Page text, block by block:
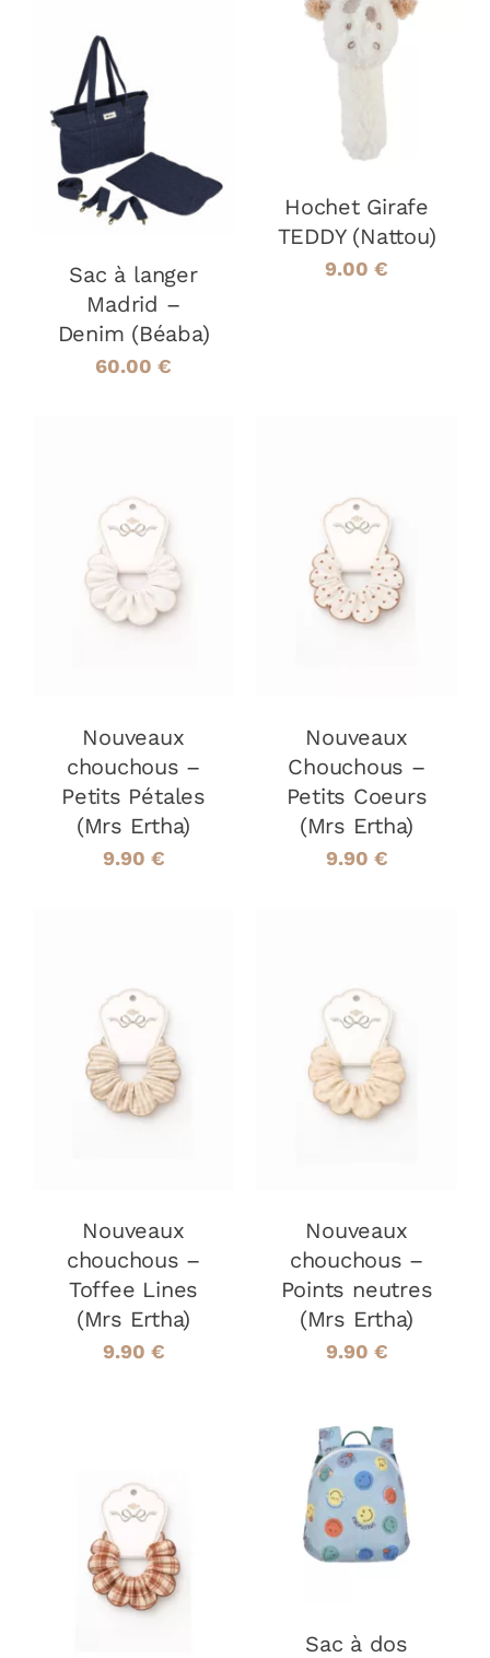
AJOUTER AU
PANIER
DÉTAILS
Sac à langer
Madrid –
Denim (Béaba)
60.00 €
AJOUTER AU
PANIER
Hochet Girafe
TEDDY (Nattou)
9.00 €
AJOUTER AU
PANIER
DÉTAILS
Nouveaux
chouchous –
Petits Pétales
(Mrs Ertha)
9.90 €
AJOUTER AU
PANIER
/
DÉTAILS
Nouveaux
Chouchous –
Petits Coeurs
(Mrs Ertha)
9.90 €
AJOUTER AU
PANIER
/
DÉTAILS
Nouveaux
chouchous –
Toffee Lines
(Mrs Ertha)
9.90 €
AJOUTER AU
PANIER
/
DÉTAILS
Nouveaux
chouchous –
Points neutres
(Mrs Ertha)
9.90 €
AJOUTER AU
PANIER
/
DÉTAILS
AJOUTER AU
PANIER
/
DÉTAILS
Sac à dos